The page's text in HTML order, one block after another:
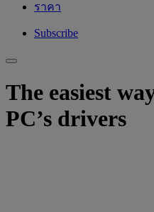
ราคา
Subscribe
The easiest
PC’s drivers